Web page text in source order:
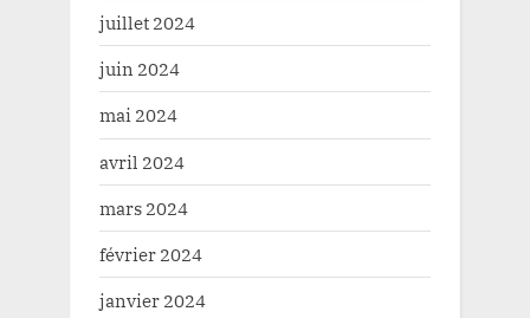
juillet 2024
juin 2024
mai 2024
avril 2024
mars 2024
février 2024
janvier 2024